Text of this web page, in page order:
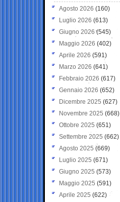
Agosto 2026 (160)
Luglio 2026 (613)
Giugno 2026 (545)
Maggio 2026 (402)
Aprile 2026 (591)
Marzo 2026 (641)
Febbraio 2026 (617)
Gennaio 2026 (652)
Dicembre 2025 (627)
Novembre 2025 (668)
Ottobre 2025 (651)
Settembre 2025 (662)
Agosto 2025 (669)
Luglio 2025 (671)
Giugno 2025 (573)
Maggio 2025 (591)
Aprile 2025 (622)